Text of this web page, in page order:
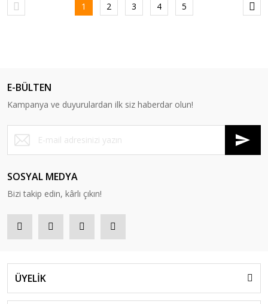
1 2 3 4 5
E-BÜLTEN
Kampanya ve duyurulardan ilk siz haberdar olun!
SOSYAL MEDYA
Bizi takip edin, kârlı çıkın!
ÜYELİK